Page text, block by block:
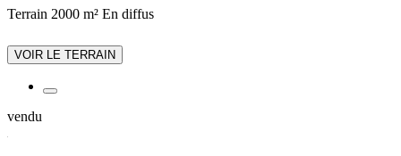
Terrain 2000 m² En diffus
VOIR LE TERRAIN
vendu